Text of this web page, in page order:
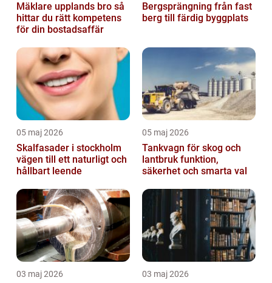
Mäklare upplands bro så
hittar du rätt kompetens
för din bostadsaffär
Bergsprängning från fast
berg till färdig byggplats
05 maj 2026
Skalfasader i stockholm
vägen till ett naturligt och
hållbart leende
05 maj 2026
Tankvagn för skog och
lantbruk funktion,
säkerhet och smarta val
03 maj 2026 03 maj 2026